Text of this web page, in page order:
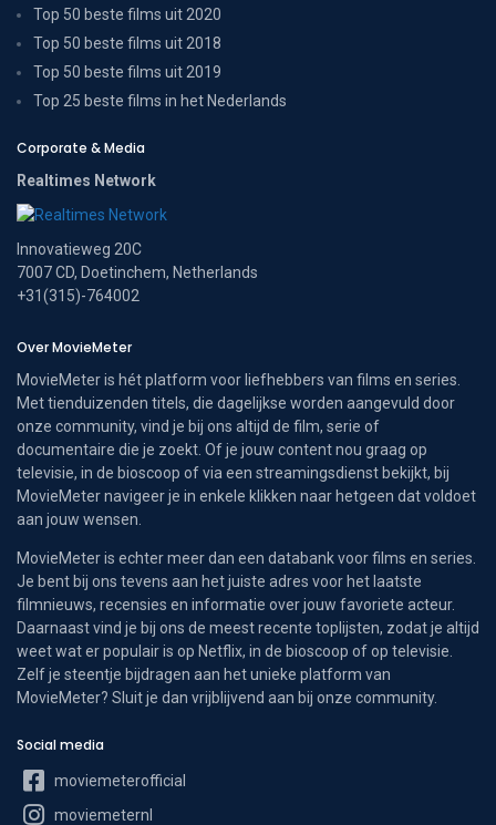
Top 50 beste films uit 2020
Top 50 beste films uit 2018
Top 50 beste films uit 2019
Top 25 beste films in het Nederlands
Corporate & Media
Realtimes Network
Innovatieweg 20C
7007 CD, Doetinchem, Netherlands
+31(315)-764002
Over MovieMeter
MovieMeter is hét platform voor liefhebbers van films en series.
Met tienduizenden titels, die dagelijkse worden aangevuld door
onze community, vind je bij ons altijd de film, serie of
documentaire die je zoekt. Of je jouw content nou graag op
televisie, in de bioscoop of via een streamingsdienst bekijkt, bij
MovieMeter navigeer je in enkele klikken naar hetgeen dat voldoet
aan jouw wensen.
MovieMeter is echter meer dan een databank voor films en series.
Je bent bij ons tevens aan het juiste adres voor het laatste
filmnieuws, recensies en informatie over jouw favoriete acteur.
Daarnaast vind je bij ons de meest recente toplijsten, zodat je altijd
weet wat er populair is op Netflix, in de bioscoop of op televisie.
Zelf je steentje bijdragen aan het unieke platform van
MovieMeter? Sluit je dan vrijblijvend aan bij onze community.
Social media
moviemeterofficial
moviemeternl